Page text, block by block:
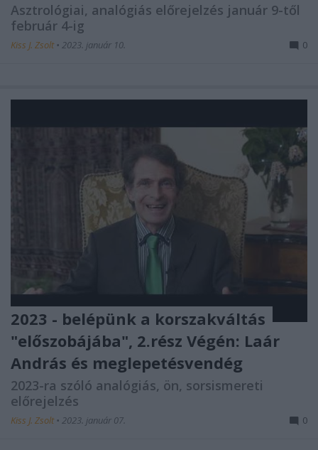
Asztrológiai, analógiás előrejelzés január 9-től
február 4-ig
Kiss J. Zsolt • 2023. január 10. 0
2023 - belépünk a korszakváltás
"előszobájába", 2.rész Végén: Laár
András és meglepetésvendég
2023-ra szóló analógiás, ön, sorsismereti
előrejelzés
Kiss J. Zsolt • 2023. január 07. 0